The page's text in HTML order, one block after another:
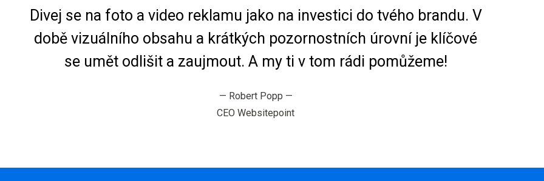
Divej se na foto a video reklamu jako na investici do tvého brandu. V
době vizuálního obsahu a krátkých pozornostních úrovní je klíčové
se umět odlišit a zaujmout. A my ti v tom rádi pomůžeme!
— Robert Popp —
CEO Websitepoint